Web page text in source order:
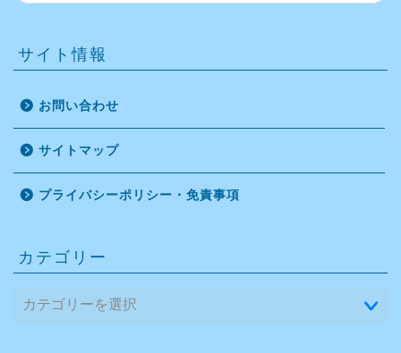
サイト情報
お問い合わせ
サイトマップ
プライバシーポリシー・免責事項
カテゴリー